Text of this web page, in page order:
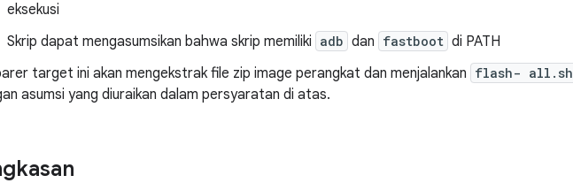
eksekusi
Skrip dapat mengasumsikan bahwa skrip memiliki adb dan fastboot di PATH
target ini akan mengekstrak file zip image perangkat dan menjalankan flash- all.sh
asumsi yang diuraikan dalam persyaratan di atas.